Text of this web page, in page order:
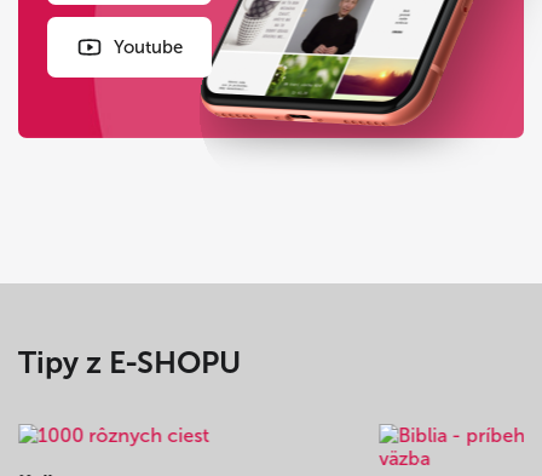
Youtube
Tipy z E-SHOPU